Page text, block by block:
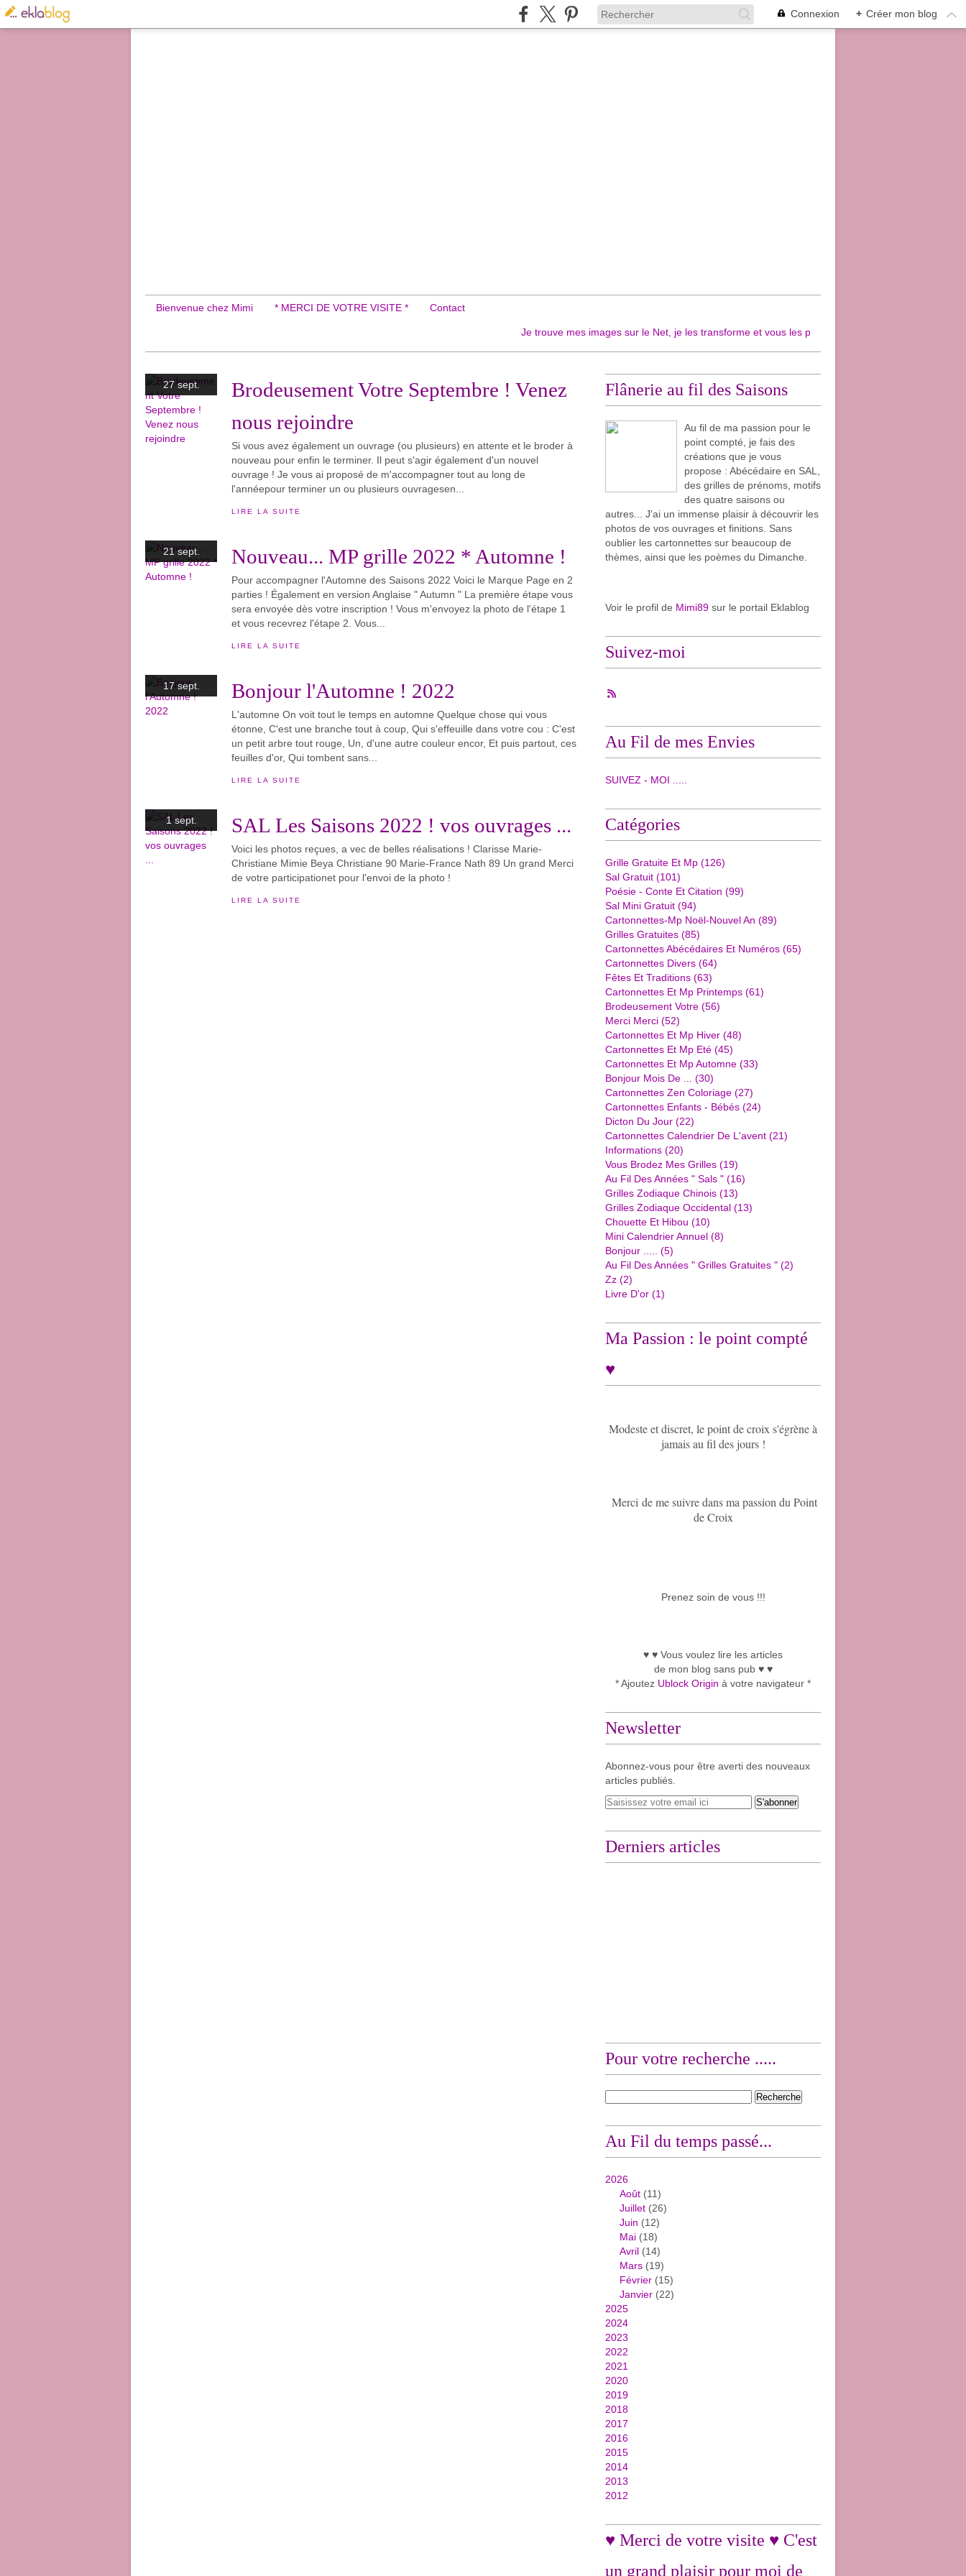
Connexion + Créer mon blog
Bienvenue chez Mimi * MERCI DE VOTRE VISITE * Contact
Je trouve mes images sur le Net, je les transforme et vous les propose en cartonnettes pour mon plaisir
27 sept.
Brodeusement Votre Septembre ! Venez
nous rejoindre
Si vous avez également un ouvrage (ou plusieurs) en attente et le broder à
nouveau pour enfin le terminer. Il peut s'agir également d'un nouvel
ouvrage ! Je vous ai proposé de m'accompagner tout au long de
l'annéepour terminer un ou plusieurs ouvragesen...
LIRE LA SUITE
21 sept. Nouveau... MP grille 2022 * Automne !
Pour accompagner l'Automne des Saisons 2022 Voici le Marque Page en 2
parties ! Également en version Anglaise " Autumn " La première étape vous
sera envoyée dès votre inscription ! Vous m'envoyez la photo de l'étape 1
et vous recevrez l'étape 2. Vous...
LIRE LA SUITE
17 sept. Bonjour l'Automne ! 2022
L'automne On voit tout le temps en automne Quelque chose qui vous
étonne, C'est une branche tout à coup, Qui s'effeuille dans votre cou : C'est
un petit arbre tout rouge, Un, d'une autre couleur encor, Et puis partout, ces
feuilles d'or, Qui tombent sans...
LIRE LA SUITE
1 sept. SAL Les Saisons 2022 ! vos ouvrages ...
Voici les photos reçues, a vec de belles réalisations ! Clarisse Marie-
Christiane Mimie Beya Christiane 90 Marie-France Nath 89 Un grand Merci
de votre participationet pour l'envoi de la photo !
LIRE LA SUITE
Flânerie au fil des Saisons
Au fil de ma passion pour le
point compté, je fais des
créations que je vous
propose : Abécédaire en SAL,
des grilles de prénoms, motifs
des quatre saisons ou
autres... J'ai un immense plaisir à découvrir les
photos de vos ouvrages et finitions. Sans
oublier les cartonnettes sur beaucoup de
thèmes, ainsi que les poèmes du Dimanche.
Voir le profil de Mimi89 sur le portail Eklablog
Suivez-moi
Au Fil de mes Envies
SUIVEZ - MOI .....
Catégories
Grille Gratuite Et Mp (126)
Sal Gratuit (101)
Poésie - Conte Et Citation (99)
Sal Mini Gratuit (94)
Cartonnettes-Mp Noël-Nouvel An (89)
Grilles Gratuites (85)
Cartonnettes Abécédaires Et Numéros (65)
Cartonnettes Divers (64)
Fêtes Et Traditions (63)
Cartonnettes Et Mp Printemps (61)
Brodeusement Votre (56)
Merci Merci (52)
Cartonnettes Et Mp Hiver (48)
Cartonnettes Et Mp Eté (45)
Cartonnettes Et Mp Automne (33)
Bonjour Mois De ...
(30)
Cartonnettes Zen Coloriage (27)
Cartonnettes Enfants - Bébés (24)
Dicton Du Jour (22)
Cartonnettes Calendrier De L'avent (21)
Informations (20)
Vous Brodez Mes Grilles (19)
Au Fil Des Années " Sals " (16)
Grilles Zodiaque Chinois (13)
Grilles Zodiaque Occidental (13)
Chouette Et Hibou (10)
Mini Calendrier Annuel (8)
Bonjour .....
(5)
Au Fil Des Années " Grilles Gratuites " (2)
Zz (2)
Livre D'or (1)
Ma Passion : le point compté
♥
Modeste et discret, le point de croix s'égrène à
jamais au fil des jours !
Merci de me suivre dans ma passion du Point
de Croix
Prenez soin de vous !!!
♥ ♥ Vous voulez lire les articles
de mon blog sans pub ♥ ♥
* Ajoutez Ublock Origin à votre navigateur *
Newsletter
Abonnez-vous pour être averti des nouveaux
articles publiés.
Derniers articles
Pour votre recherche .....
Au Fil du temps passé...
2026
Août (11)
Juillet (26)
Juin (12)
Mai (18)
Avril (14)
Mars (19)
Février (15)
Janvier (22)
2025
2024
2023
2022
2021
2020
2019
2018
2017
2016
2015
2014
2013
2012
♥ Merci de votre visite ♥ C'est
un grand plaisir pour moi de